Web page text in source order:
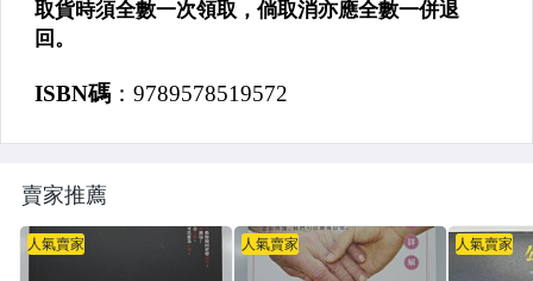
✈國中小參考書
▌雜誌期刊 ▌
▌雜貨▌文具 ▌
賣家推薦
人氣賣家 人氣賣家 人氣賣家